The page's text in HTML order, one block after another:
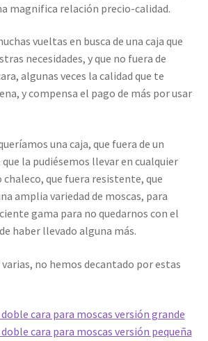
magnifica relación precio-calidad.
vueltas en busca de una caja que
necesidades, y que no fuera de
algunas veces la calidad que te
y compensa el pago de más por usar
una caja, que fuera de un
la pudiésemos llevar en cualquier
que fuera resistente, que
amplia variedad de moscas, para
gama para no quedarnos con el
haber llevado alguna más.
no hemos decantado por estas
cara para moscas versión grande
cara para moscas versión pequeña